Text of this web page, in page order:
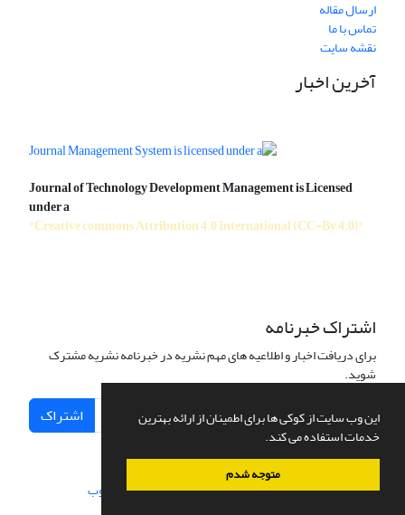
این وب سایت از کوکی ها برای اطمینان از ارائه بهترین
خدمات استفاده می کند.
متوجه شدم
ارسال مقاله
تماس با ما
نقشه سایت
آخرین اخبار
Journal of Technology Development Management is Licensed
under a
"Creative commons Attribution 4.0 International (CC-By 4.0)"
اشتراک خبرنامه
برای دریافت اخبار و اطلاعیه های مهم نشریه در خبرنامه نشریه مشترک
شوید.
اشتراک
سامانه مدیریت نشریات علمی.طراحی و پیاده سازی از سیناوب